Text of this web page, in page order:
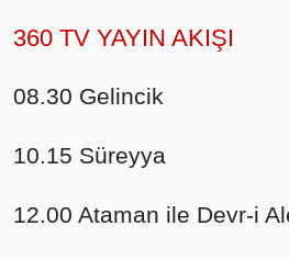
360 TV YAYIN AKIŞI
08.30 Gelincik
10.15 Süreyya
12.00 Ataman ile Devr-i